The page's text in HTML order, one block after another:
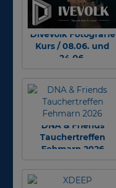
Divevolk Fotografie
Kurs / 08.06. und
24.06.
DNA & Friends
Tauchertreffen
Fehmarn 2026